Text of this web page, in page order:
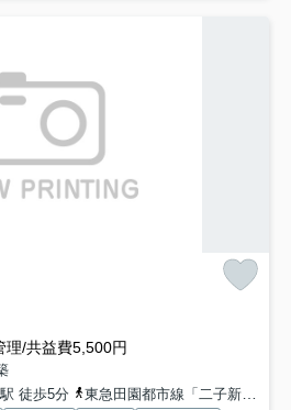
理/共益費5,500円
徒歩5分
東急田園都市線「二子新地」駅 徒歩9分